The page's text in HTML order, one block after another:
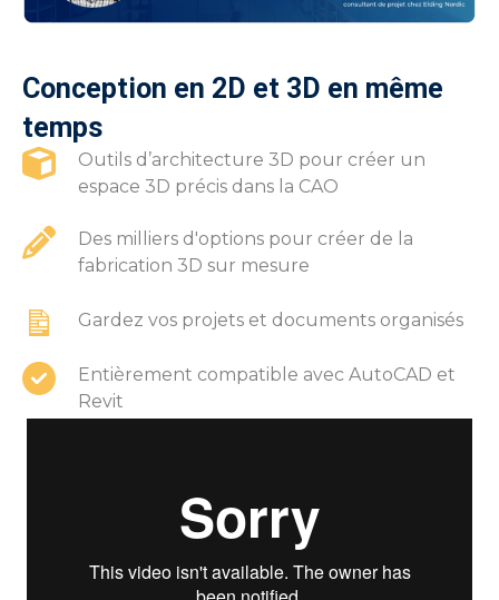
Conception en 2D et 3D en même
temps
Outils d’architecture 3D pour créer un
espace 3D précis dans la CAO
Des milliers d'options pour créer de la
fabrication 3D sur mesure
Gardez vos projets et documents organisés
Entièrement compatible avec AutoCAD et
Revit